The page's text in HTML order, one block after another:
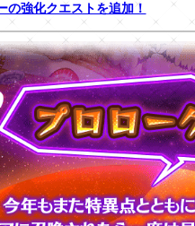
の強化クエストを追加！